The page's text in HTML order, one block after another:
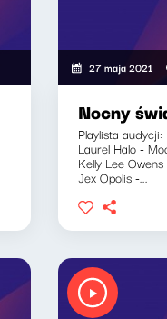
27 maja 2021
Nocny
Playlista audycji:
Laurel Halo -
Kelly Lee
Jex Opolis -...